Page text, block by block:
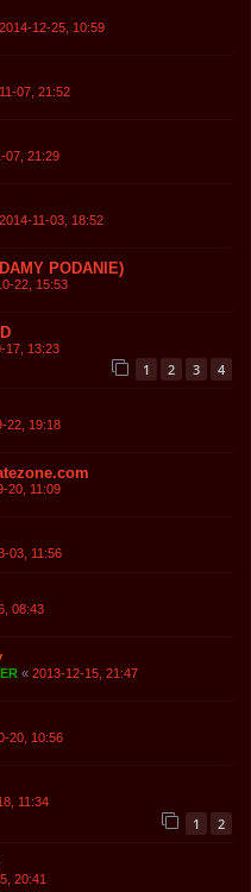
2014-12-25, 10:59
07, 21:52
07, 21:29
2014-11-03, 18:52
PODANIE)
22, 15:53
17, 13:23
1 2 3 4
22, 19:18
20, 11:09
03, 11:56
08:43
« 2013-12-15, 21:47
20, 10:56
11:34
1 2
20:41